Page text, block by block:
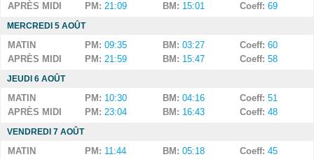
APRÈS MIDI
PM: 21:09 BM: 15:01 Coeff: 69
MERCREDI 5 AOÛT
MATIN PM: 09:35 BM: 03:27 Coeff: 60
APRÈS MIDI
PM: 21:59 BM: 15:47 Coeff: 58
JEUDI 6 AOÛT
MATIN PM: 10:30 BM: 04:16 Coeff: 51
APRÈS MIDI
PM: 23:04 BM: 16:43 Coeff: 48
VENDREDI 7 AOÛT
MATIN PM: 11:44 BM: 05:18 Coeff: 45